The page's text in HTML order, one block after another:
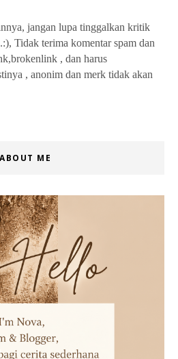
jangan lupa tinggalkan kritik
Tidak terima komentar spam dan
, dan harus
, anonim dan merk tidak akan
ABOUT ME